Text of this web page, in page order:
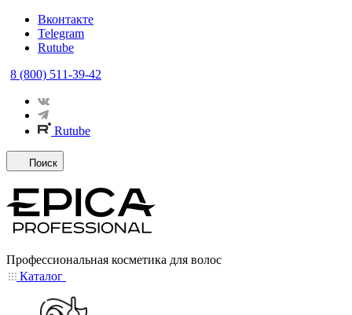
Вконтакте
Telegram
Rutube
8 (800) 511-39-42
Rutube
Поиск
Профессиональная косметика для волос
Каталог